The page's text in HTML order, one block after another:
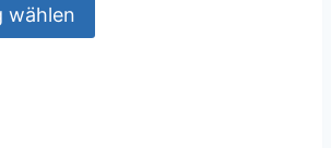
wählen